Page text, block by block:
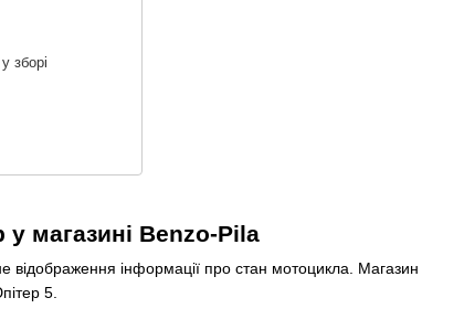
магазині Benzo-Pila
відображення інформації про стан мотоцикла. Магазин
5.
зборі